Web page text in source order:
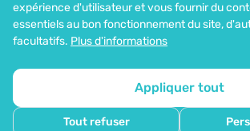
expérience d'utilisateur et vous fournir du
essentiels au bon fonctionnement du site,
facultatifs. Plus d'informations
Appliquer tout
Tout refuser
Possibilité de paiement par carte. Protection
personnelles via le cryptage SSL.
Plan du site